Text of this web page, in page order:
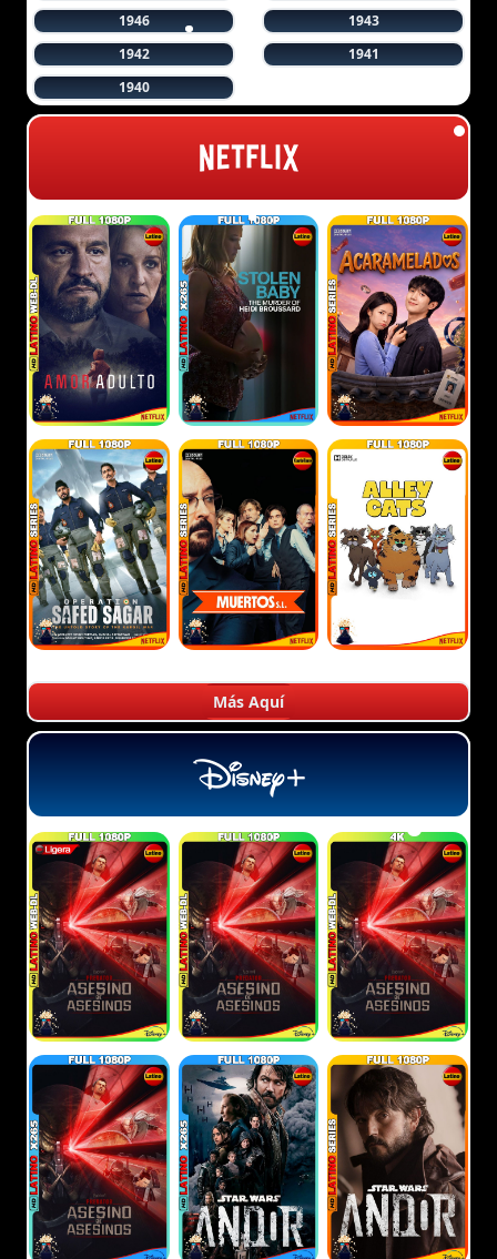
1946
1943
1942
1941
1940
Más Aquí